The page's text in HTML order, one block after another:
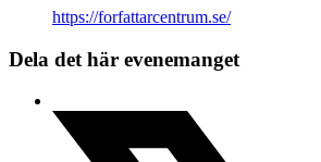
https://forfattarcentrum.se/
Dela det här evenemanget